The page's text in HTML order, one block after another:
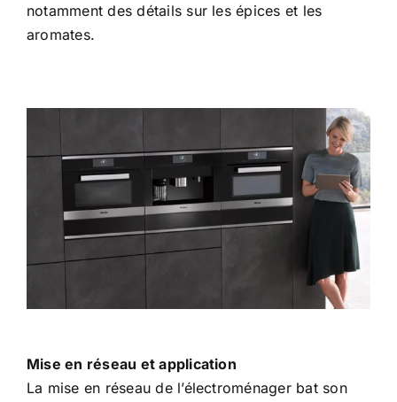
notamment des détails sur les épices et les
aromates.
Mise en réseau et application
La mise en réseau de l’électroménager bat son